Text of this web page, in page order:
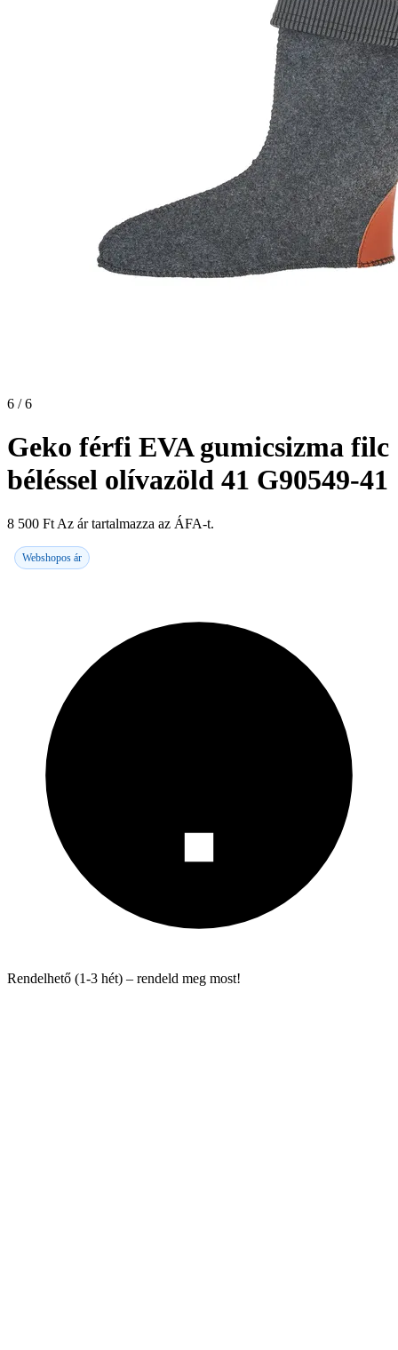
6 / 6
Geko férfi EVA gumicsizma filc
béléssel olívazöld 41 G90549-41
8 500 Ft Az ár tartalmazza az ÁFA-t.
Webshopos ár
Rendelhető (1-3 hét) – rendeld meg most!